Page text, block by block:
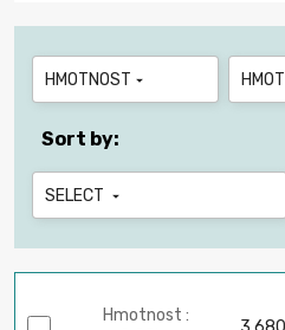
HMOTNOST 
Sort by:
SELECT 
Hmotnost :